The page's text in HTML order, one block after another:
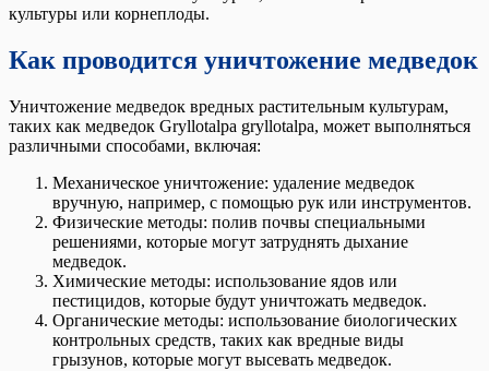
культуры или корнеплоды.
Как проводится уничтожение медведок
Уничтожение медведок вредных растительным культурам,
таких как медведок Gryllotalpa gryllotalpa, может выполняться
различными способами, включая:
Механическое уничтожение: удаление медведок
вручную, например, с помощью рук или инструментов.
Физические методы: полив почвы специальными
решениями, которые могут затруднять дыхание
медведок.
Химические методы: использование ядов или
пестицидов, которые будут уничтожать медведок.
Органические методы: использование биологических
контрольных средств, таких как вредные виды
грызунов, которые могут высевать медведок.